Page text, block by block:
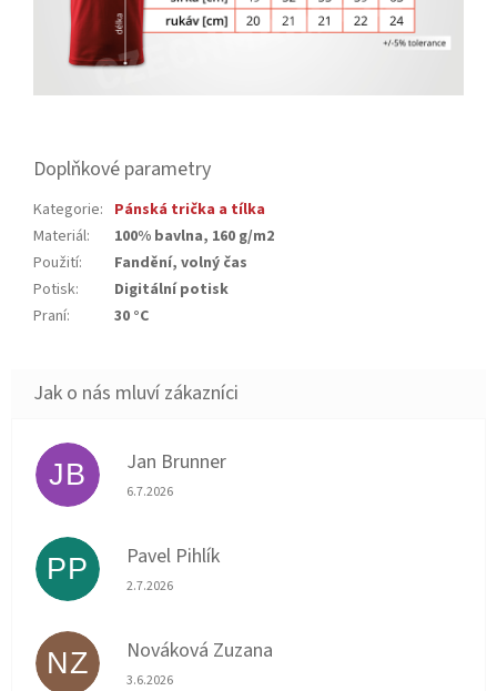
Doplňkové parametry
Kategorie: Pánská trička a tílka
Materiál:
100% bavlna, 160 g/m2
Použití:
Fandění, volný čas
Potisk:
Digitální potisk
Praní: 30 °C
JB Jan Brunner
Hodnocení obchodu je 5 z 5 hvězdiček.
6.7.2026
PP Pavel Pihlík
Hodnocení obchodu je 5 z 5 hvězdiček.
2.7.2026
NZ Nováková Zuzana
Hodnocení obchodu je 5 z 5 hvězdiček.
3.6.2026